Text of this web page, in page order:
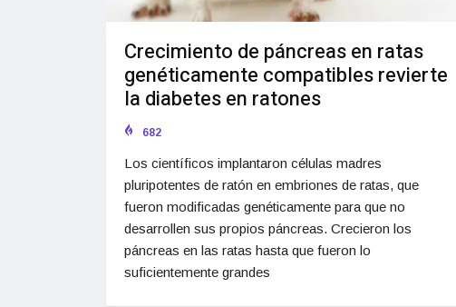
Crecimiento de páncreas en ratas
genéticamente compatibles revierte
la diabetes en ratones
682
Los científicos implantaron células madres
pluripotentes de ratón en embriones de ratas, que
fueron modificadas genéticamente para que no
desarrollen sus propios páncreas. Crecieron los
páncreas en las ratas hasta que fueron lo
suficientemente grandes